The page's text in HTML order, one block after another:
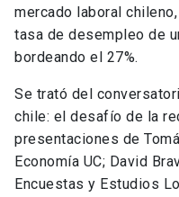
mercado laboral
tasa de desempleo de
bordeando el 27%.
Se trató del
chile: el desafío de la
presentaciones de
Economía UC; David
Encuestas y Estudios